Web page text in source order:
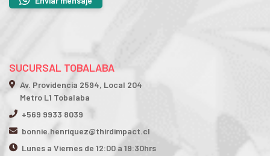
SUCURSAL TOBALABA
Av. Providencia 2594, Local 204
Metro L1 Tobalaba
+569 9933 8039
bonnie.henriquez@thirdimpact.cl
Lunes a Viernes de 12:00 a 19:30hrs